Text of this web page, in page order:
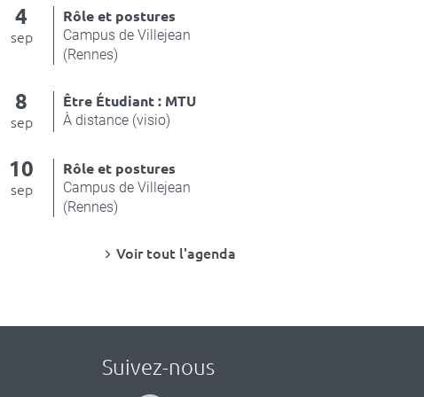
4
sep
Rôle et postures
Campus de Villejean
(Rennes)
8
sep
Être Étudiant : MTU
À distance (visio)
10
sep
Rôle et postures
Campus de Villejean
(Rennes)
Voir tout l'agenda
Suivez-nous